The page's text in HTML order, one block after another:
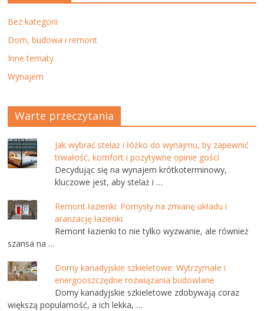
Bez kategorii
Dom, budowa i remont
Inne tematy
Wynajem
Warte przeczytania
Jak wybrać stelaż i łóżko do wynajmu, by zapewnić
trwałość, komfort i pozytywne opinie gości
Decydując się na wynajem krótkoterminowy,
kluczowe jest, aby stelaż i …
Remont łazienki: Pomysły na zmianę układu i
aranżację łazienki
Remont łazienki to nie tylko wyzwanie, ale również
szansa na …
Domy kanadyjskie szkieletowe: Wytrzymałe i
energooszczędne rozwiązania budowlane
Domy kanadyjskie szkieletowe zdobywają coraz
większą popularność, a ich lekka, …